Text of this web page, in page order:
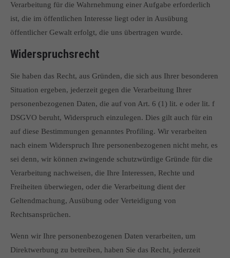
Verarbeitung für die Wahrnehmung einer Aufgabe erforderlich
ist, die im öffentlichen Interesse liegt oder in Ausübung
öffentlicher Gewalt erfolgt, die uns übertragen wurde.
Widerspruchsrecht
Sie haben das Recht, aus Gründen, die sich aus Ihrer besonderen
Situation ergeben, jederzeit gegen die Verarbeitung Ihrer
personenbezogenen Daten, die auf von Art. 6 (1) lit. e oder lit. f
DSGVO beruht, Widerspruch einzulegen. Dies gilt auch für ein
auf diese Bestimmungen genanntes Profiling. Wir verarbeiten
nach einem Widerspruch Ihre personenbezogenen nicht mehr, es
sei denn, wir können zwingende schutzwürdige Gründe für die
Verarbeitung nachweisen, die Ihre Interessen, Rechte und
Freiheiten überwiegen, oder die Verarbeitung dient der
Geltendmachung, Ausübung oder Verteidigung von
Rechtsansprüchen.
Wenn wir Ihre personenbezogenen Daten verarbeiten, um
Direktwerbung zu betreiben, haben Sie das Recht, jederzeit